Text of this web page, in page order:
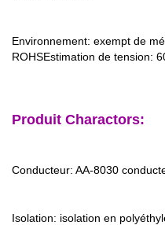
Environnement: exempt de
ROHSEstimation de tension:
Produit Charactors:
Conducteur: AA-8030
Isolation: isolation en